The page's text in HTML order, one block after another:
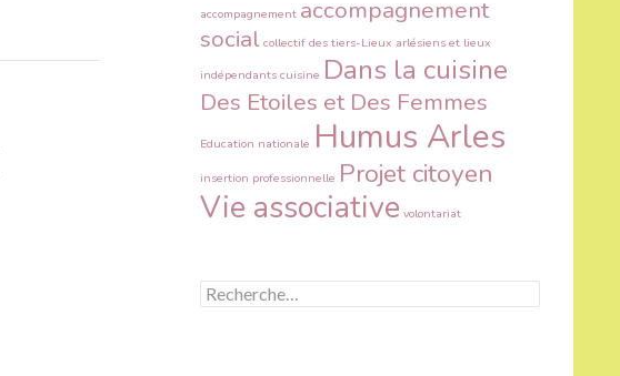
accompagnement accompagnement
social collectif des tiers-Lieux arlésiens et lieux
indépendants cuisine Dans la cuisine
Des Etoiles et Des Femmes
Education nationale Humus Arles
insertion professionnelle Projet citoyen
Vie associative volontariat
R
e